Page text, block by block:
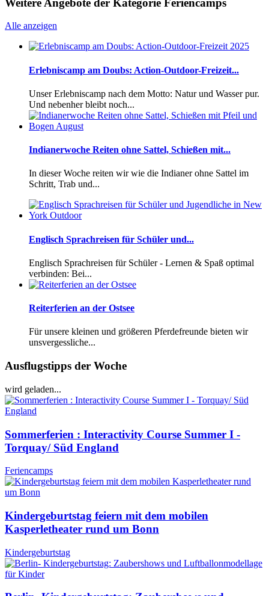
Alle anzeigen
Erlebniscamp am Doubs: Action-Outdoor-Freizeit...
Unser Erlebniscamp nach dem Motto: Natur und Wasser pur.
Und nebenher bleibt noch...
Indianerwoche Reiten ohne Sattel, Schießen mit...
In dieser Woche reiten wir wie die Indianer ohne Sattel im
Schritt, Trab und...
Englisch Sprachreisen für Schüler und...
Englisch Sprachreisen für Schüler - Lernen & Spaß optimal
verbinden: Bei...
Reiterferien an der Ostsee
Für unsere kleinen und größeren Pferdefreunde bieten wir
unsvergessliche...
Ausflugstipps der Woche
wird geladen...
Sommerferien : Interactivity Course Summer I -
Torquay/ Süd England
Feriencamps
Kindergeburtstag feiern mit dem mobilen
Kasperletheater rund um Bonn
Kindergeburtstag